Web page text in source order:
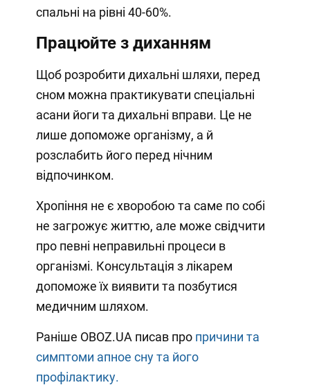
спальні на рівні 40-60%.
Працюйте з диханням
Щоб розробити дихальні шляхи, перед
сном можна практикувати спеціальні
асани йоги та дихальні вправи. Це не
лише допоможе організму, а й
розслабить його перед нічним
відпочинком.
Хропіння не є хворобою та саме по собі
не загрожує життю, але може свідчити
про певні неправильні процеси в
організмі. Консультація з лікарем
допоможе їх виявити та позбутися
медичним шляхом.
Раніше OBOZ.UA писав про причини та
симптоми апное сну та його
профілактику.